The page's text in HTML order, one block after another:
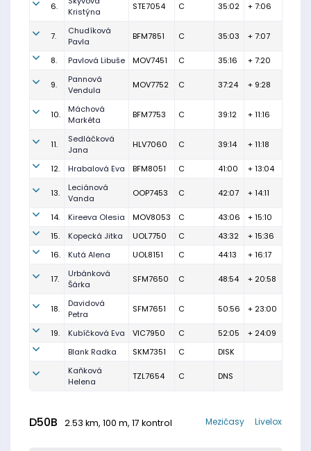
6.
Kristýna
STE7054 C 35:02 + 7:06
7.
Chudíková
Pavla
BFM7851 C 35:03 + 7:07
8. Pavlová Libuše MOV7451 C 35:16 + 7:20
9.
Pannová
Vendula
MOV7752 C 37:24 + 9:28
10.
Máchová
Markéta
BFM7753 C 39:12 + 11:16
11.
Sedláčková
Jana
HLV7060 C 39:14 + 11:18
12. Hrabalová Eva BFM8051 C 41:00 + 13:04
13.
Leciánová
Vanda
OOP7453 C 42:07 + 14:11
14. Kireeva Olesia MOV8053 C 43:06
+ 15:10
15.
Kopecká Jitka UOL7750 C 43:32
+ 15:36
16.
Kutá Alena UOL8151 C 44:13 + 16:17
17.
Urbánková
Šárka
SFM7650 C 48:54 + 20:58
18.
Davidová
Petra
SFM7651 C 50:56 + 23:00
19. Kubíčková Eva VIC7950 C 52:05
+ 24:09
Blank Radka
SKM7351 C
DISK
Kaňková
Helena
TZL7654 C DNS
D50B 2.53 km, 100 m, 17 kontrol Livelox
Mezičasy